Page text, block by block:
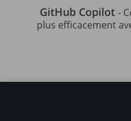
GitHub Copilot -
plus efficacement